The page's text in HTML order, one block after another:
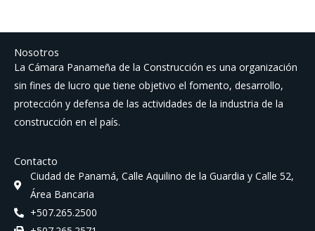
Nosotros
La Cámara Panameña de la Construcción es una organización
sin fines de lucro que tiene objetivo el fomento, desarrollo,
protección y defensa de las actividades de la industria de la
construcción en el país.
Contacto
Ciudad de Panamá, Calle Aquilino de la Guardia y Calle 52,
Área Bancaria
+507.265.2500